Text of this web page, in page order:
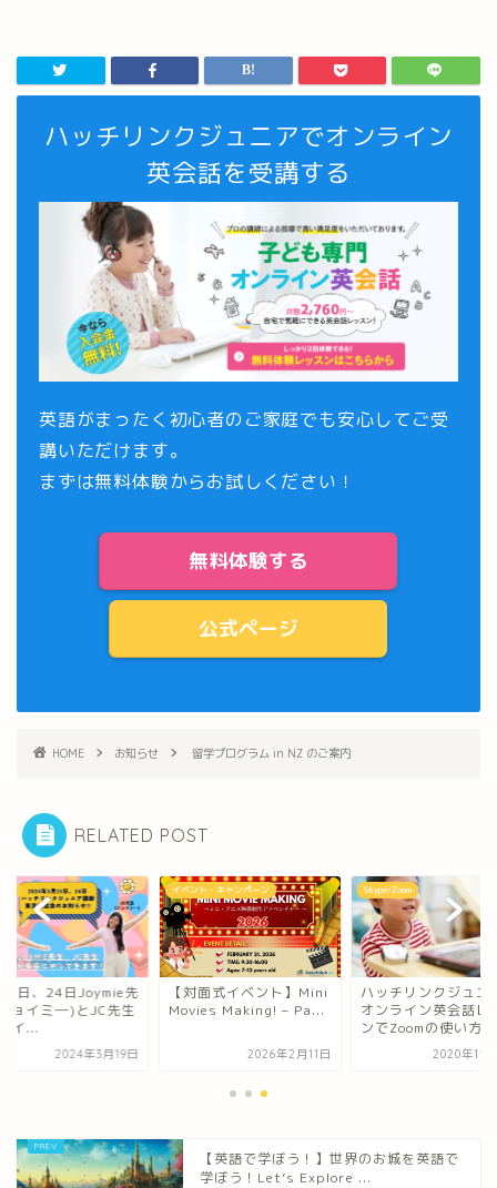
ハッチリンクジュニアでオンライン
英会話を受講する
英語がまったく初心者のご家庭でも安心してご受
講いただけます。
まずは無料体験からお試しください！
無料体験する
公式ページ
HOME お知らせ 留学プログラム in NZ のご案内
RELATED POST
日、24日Joymie先
ョイミ―)とJC先生
イ...
2024年3月19日
イベント・キャンペーン
【対面式イベント】Mini
Movies Making! – Pa...
2026年2月11日
Skype/Zoom
ハッチリンクジュニ
オンライン英会話レ
ンでZoomの使い方
2020年11
【英語で学ぼう！】世界のお城を英語で
学ぼう！Let’s Explore ...